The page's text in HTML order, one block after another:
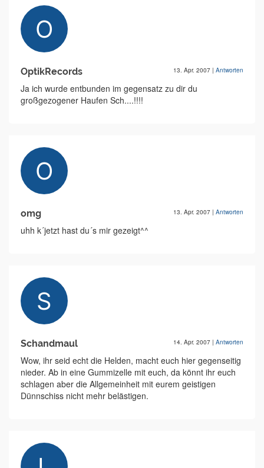
OptikRecords 13. Apr. 2007 | Antworten
Ja ich wurde entbunden im gegensatz zu dir du
großgezogener Haufen Sch....!!!!
omg 13. Apr. 2007 | Antworten
uhh k´jetzt hast du´s mir gezeigt^^
Schandmaul 14. Apr. 2007 | Antworten
Wow, ihr seid echt die Helden, macht euch hier gegenseitig
nieder. Ab in eine Gummizelle mit euch, da könnt ihr euch
schlagen aber die Allgemeinheit mit eurem geistigen
Dünnschiss nicht mehr belästigen.